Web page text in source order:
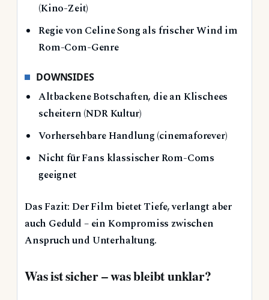
(Kino-Zeit)
Regie von Celine Song als frischer Wind im
Rom-Com-Genre
DOWNSIDES
Altbackene Botschaften, die an Klischees
scheitern (NDR Kultur)
Vorhersehbare Handlung (cinemaforever)
Nicht für Fans klassischer Rom-Coms
geeignet
Das Fazit: Der Film bietet Tiefe, verlangt aber
auch Geduld – ein Kompromiss zwischen
Anspruch und Unterhaltung.
Was ist sicher – was bleibt unklar?